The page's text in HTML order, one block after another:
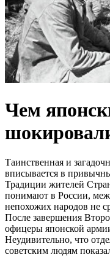
Чем
Таинственная и
вписывается в
Традиции жителей
понимают в России,
непохожих народов не
После завершения
офицеры японской
Неудивительно, что
советским людям